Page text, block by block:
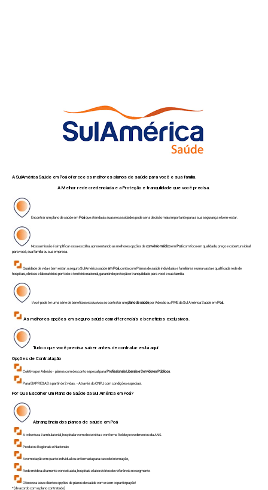
A SulAmérica Saúde em Poá oferece os melhores planos de saúde para você e sua família.
A Melhor rede credenciada e a Proteção e tranquilidade que você precisa.
Encontrar um plano de saúde emPoáque atenda às suas necessidades pode ser a decisão mais importante para a sua segurança e bem-estar.
Nossa missão é simplificar essa escolha, apresentando as melhores opções deconvênio médicoemPoácom foco em qualidade, preço e cobertura ideal
para você, sua família ou sua empresa.
Qualidade de vida e bem estar, o seguro SulAmérica saúdeem Poá , conta com Planos de saúde individuais e familiares e uma vasta e qualificada rede de
hospitais, clinicas e laboratórios por todo o território nacional, garantindo proteção e tranquilidade para você e sua família.
Vocêpode ter uma série de benefícios exclusivos ao contratar umplano de saúdepor Adesão ou PME da Sul América Saúde emPoá.
As melhores opções em seguro saúde com diferenciais e benefícios exclusivos.
Tudo o que você precisa saber antes de contratar está aqui:
Opções de Contratação
Coletivo por Adesão - planos com desconto especial paraProfissionais Liberais e Servidores Públicos
Para EMPRESAS a partir de 2 vidas. - Através do CNPJ, com condições especiais.
Por Que Escolher um Plano de Saúde da Sul América em Poá?
Abrangência dos planos de saúde emPoá
A cobertura é ambulatorial, hospitalar com obstetrícia e conforme Rol de procedimentos da ANS.
Produtos Regionais e Nacionais
Acomodação em quarto individual ou enfermaria para caso de internação,
Rede médica altamente conceituada, hospitais e laboratórios de referência no segmento
Oferece a seus clientes opções de planos de saúde com e sem coparticipação!
*(de acordo com o plano contratado)